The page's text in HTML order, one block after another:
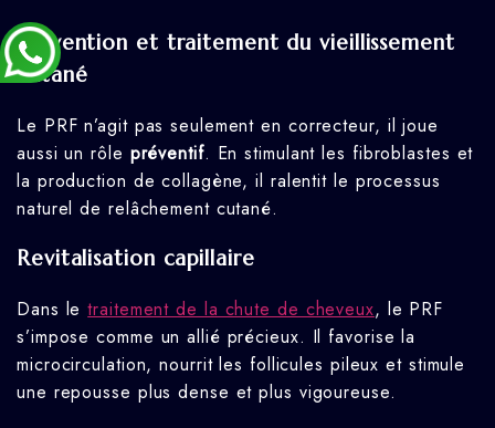
Prévention et traitement du vieillissement
cutané
Le PRF n’agit pas seulement en correcteur, il joue
aussi un rôle préventif. En stimulant les fibroblastes et
la production de collagène, il ralentit le processus
naturel de relâchement cutané.
Revitalisation capillaire
Dans letraitement de la chute de cheveux, le PRF
s’impose comme un allié précieux. Il favorise la
microcirculation, nourrit les follicules pileux et stimule
une repousse plus dense et plus vigoureuse.